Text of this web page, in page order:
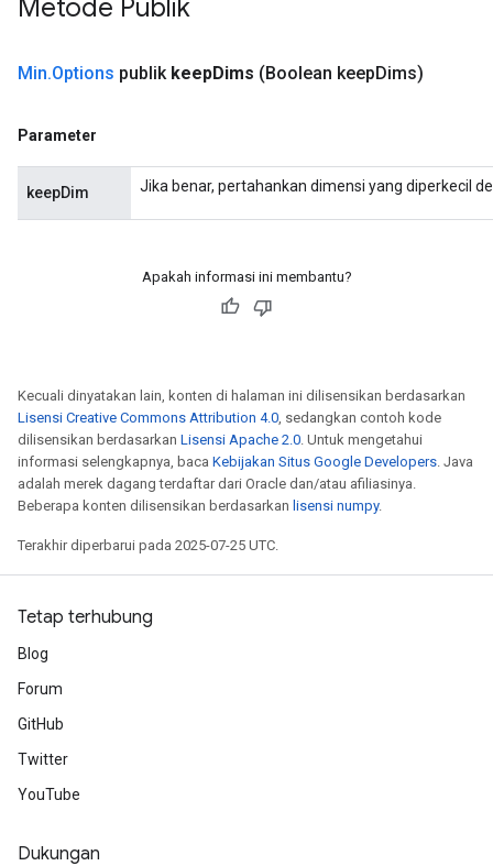
Metode Publik
Min.Options publik keepDims (Boolean keepDims)
Parameter
keepDim Jika benar, pertahankan dimensi yang diperkecil
Apakah informasi ini membantu?
Kecuali dinyatakan lain, konten di halaman ini dilisensikan berdasarkan
Lisensi Creative Commons Attribution 4.0, sedangkan contoh kode
dilisensikan berdasarkan Lisensi Apache 2.0. Untuk mengetahui
informasi selengkapnya, baca Kebijakan Situs Google Developers. Java
adalah merek dagang terdaftar dari Oracle dan/atau afiliasinya.
Beberapa konten dilisensikan berdasarkan lisensi numpy.
Terakhir diperbarui pada 2025-07-25 UTC.
Tetap terhubung
Blog
Forum
GitHub
Twitter
YouTube
Dukungan